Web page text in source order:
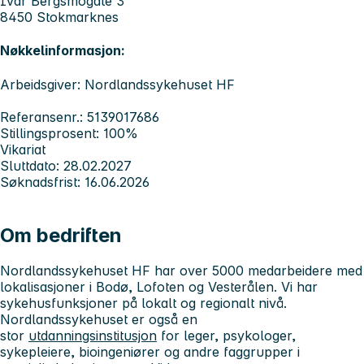
8450 Stokmarknes
Nøkkelinformasjon:
Arbeidsgiver: Nordlandssykehuset HF
Referansenr.: 5139017686
Stillingsprosent: 100%
Vikariat
Sluttdato: 28.02.2027
Søknadsfrist: 16.06.2026
Om bedriften
Nordlandssykehuset HF har over 5000 medarbeidere med
lokalisasjoner i Bodø, Lofoten og Vesterålen. Vi har
sykehusfunksjoner på lokalt og regionalt nivå.
Nordlandssykehuset er også en
stor utdanningsinstitusjon for leger, psykologer,
sykepleiere, bioingeniører og andre faggrupper i